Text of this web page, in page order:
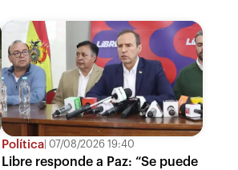
Política 07/08/2026 19:40
Libre responde a Paz: “Se puede